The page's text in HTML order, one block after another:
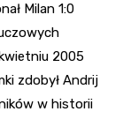
Milan 1:0
2005
zdobył Andrij
w historii